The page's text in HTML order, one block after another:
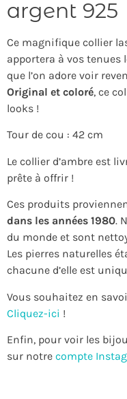
argent 925
Ce magnifique collier
apportera à vos tenues
que l’on adore voir
Original et coloré, ce
looks !
Tour de cou : 42 cm
Le collier d’ambre est
prête à offrir !
Ces produits
dans les années 1980.
du monde et sont
Les pierres naturelles
chacune d’elle est
Vous souhaitez en
Cliquez-ici !
Enfin, pour voir les
sur notre compte